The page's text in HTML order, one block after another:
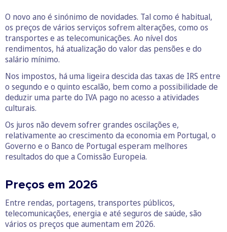
O novo ano é sinónimo de novidades. Tal como é habitual,
os preços de vários serviços sofrem alterações, como os
transportes e as telecomunicações. Ao nível dos
rendimentos, há atualização do valor das pensões e do
salário mínimo.
Nos impostos, há uma ligeira descida das taxas de IRS entre
o segundo e o quinto escalão, bem como a possibilidade de
deduzir uma parte do IVA pago no acesso a atividades
culturais.
Os juros não devem sofrer grandes oscilações e,
relativamente ao crescimento da economia em Portugal, o
Governo e o Banco de Portugal esperam melhores
resultados do que a Comissão Europeia.
Preços em 2026
Entre rendas, portagens, transportes públicos,
telecomunicações, energia e até seguros de saúde, são
vários os preços que aumentam em 2026.